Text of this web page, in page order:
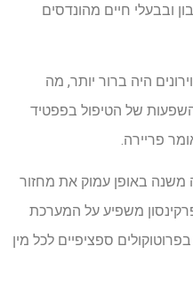
ובבעלי חיים מהונדסים
היה ברור יותר, מה
של הטיפול בפפטיד
משנה באופן עמוק את מחזור
משפיע על המערכת
ספציפיים לכל מין